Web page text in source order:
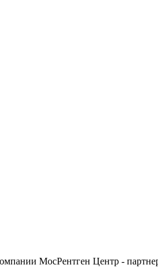
МосРентген Центр -